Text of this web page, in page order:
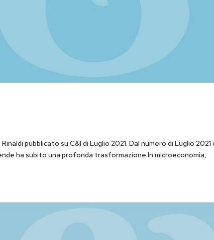
pubblicato su C&I di Luglio 2021. Dal numero di Luglio 2021
ha subito una profonda trasformazione.In microeconomia,